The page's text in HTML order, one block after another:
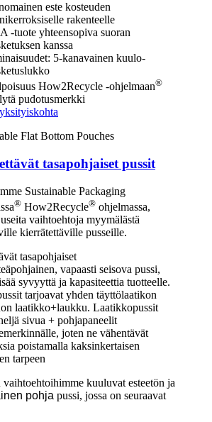
este kosteuden
rakenteelle
-tuote yhteensopiva suoran
kanssa
5-kanavainen kuulo-
How2Recycle -ohjelmaan®
pudotusmerkki
yksityiskohta
tasapohjaiset pussit
Sustainable Packaging
® How2Recycle® ohjelmassa,
vaihtoehtoja myymälästä
kierrätettäville pusseille.
tasapohjaiset
vapaasti seisova pussi,
syvyyttä ja kapasiteettia tuotteelle.
tarjoavat yhden täyttölaatikon
laatikko+laukku. Laatikkopussit
sivua + pohjapaneelit
joten ne vähentävät
poistamalla kaksinkertaisen
tarpeen
kuuluvat esteetön ja
pohja pussi, jossa on seuraavat